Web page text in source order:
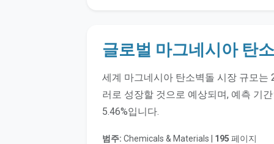
글로벌 마그네시아 탄
세계 마그네시아 탄소벽돌 시장 규모
러로 성장할 것으로 예상되며, 예측 기
5.46%입니다.
범주: Chemicals & Materials | 195 페이지